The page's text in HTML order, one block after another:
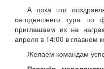
А пока что
сегодняшнего тура по
приглашаем их на
апреля в 14:00 в главном
Желаем командам